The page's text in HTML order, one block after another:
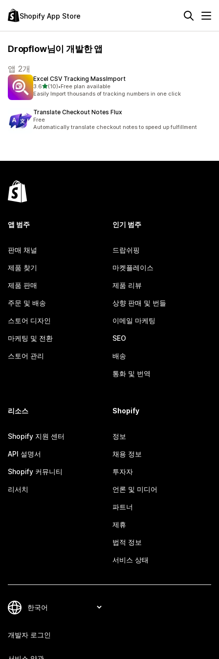
Shopify App Store
Dropflow님이 개발한 앱
앱 2개
Excel CSV Tracking MassImport
3.6별 5개 중
(10)
총 리뷰 10개
•Free plan available
Easily Import thousands of tracking numbers in one click
Translate Checkout Notes Flux
Free
Automatically translate checkout notes to speed up fulfillment
앱 범주
판매 채널
제품 찾기
제품 판매
주문 및 배송
스토어 디자인
마케팅 및 전환
스토어 관리
인기 범주
드랍쉬핑
마켓플레이스
제품 리뷰
상향 판매 및 번들
이메일 마케팅
SEO
배송
통화 및 번역
리소스
Shopify 지원 센터
API 설명서
Shopify 커뮤니티
리서치
Shopify
정보
채용 정보
투자자
언론 및 미디어
파트너
제휴
법적 정보
서비스 상태
개발자 로그인